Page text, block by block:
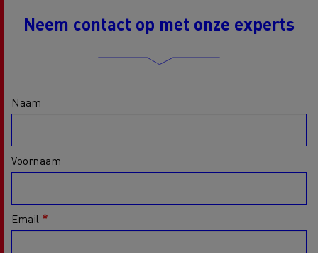
Neem contact op met onze experts
Naam
Voornaam
Email